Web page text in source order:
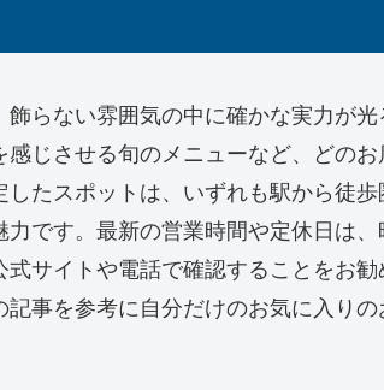
らない雰囲気の中に確かな実力が
感じさせる旬のメニューなど、どの
したスポットは、いずれも駅から徒
です。最新の営業時間や定休日は
式サイトや電話で確認することをお
記事を参考に自分だけのお気に入り